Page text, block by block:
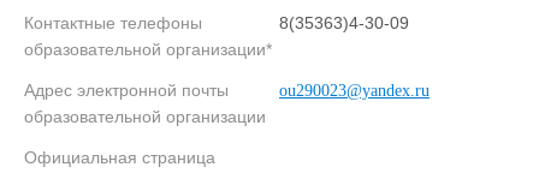
Контактные телефоны
образовательной организации*
8(35363)4-30-09
Адрес электронной почты
образовательной организации
ou290023@yandex.ru
Официальная страница